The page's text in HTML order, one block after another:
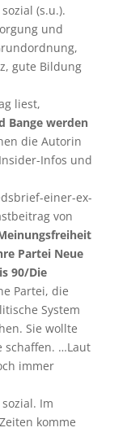
(s.u.).
und
gute Bildung
liest,
Bange werden
die Autorin
Infos und
einer-ex-
von
Partei Neue
90/Die
Partei, die
System
Sie wollte
schaffen. …Laut
immer
Im
komme